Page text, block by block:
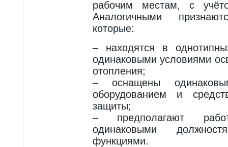
рабочим местам, с
Аналогичными
которые:
– находятся в
одинаковыми условиями
отопления;
– оснащены
оборудованием и
защиты;
– предполагают
одинаковыми
функциями.